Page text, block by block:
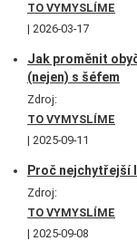
TO VYMYSLÍME
2026-03-17
Jak proměnit
(nejen) s šéfem
Zdroj:
TO VYMYSLÍME
2025-09-11
Proč nejchytřejší
Zdroj:
TO VYMYSLÍME
2025-09-08